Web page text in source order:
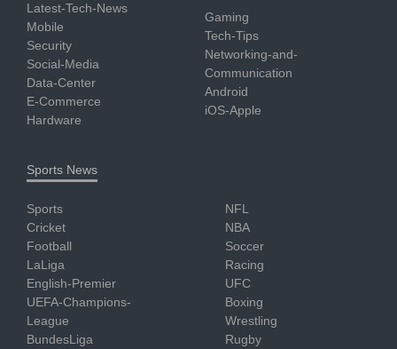
Latest-Tech-News
Mobile
Security
Social-Media
Data-Center
E-Commerce
Hardware
Gaming
Tech-Tips
Networking-and-
Communication
Android
iOS-Apple
Sports News
Sports
Cricket
Football
LaLiga
English-Premier
UEFA-Champions-
League
BundesLiga
NFL
NBA
Soccer
Racing
UFC
Boxing
Wrestling
Rugby